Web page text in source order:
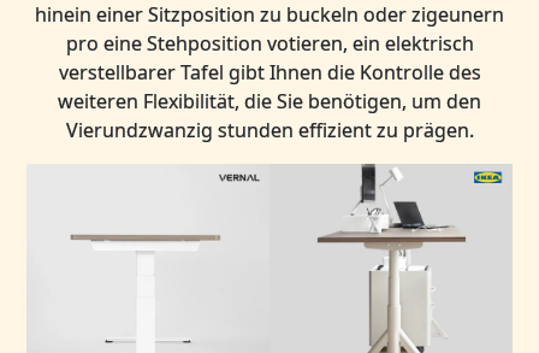
hinein einer Sitzposition zu buckeln oder zigeunern
pro eine Stehposition votieren, ein elektrisch
verstellbarer Tafel gibt Ihnen die Kontrolle des
weiteren Flexibilität, die Sie benötigen, um den
Vierundzwanzig stunden effizient zu prägen.